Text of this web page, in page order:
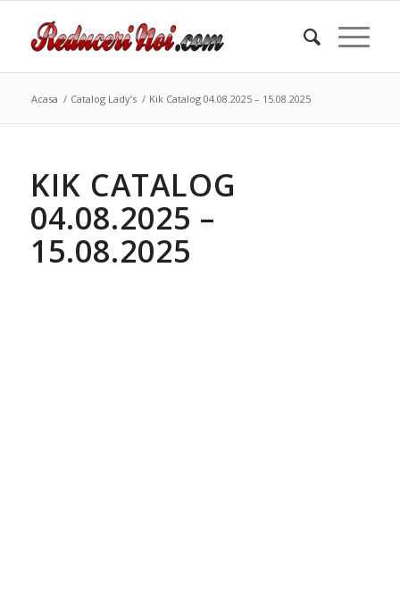
Acasa / Catalog Lady’s / Kik Catalog 04.08.2025 – 15.08.2025
KIK CATALOG
04.08.2025 –
15.08.2025